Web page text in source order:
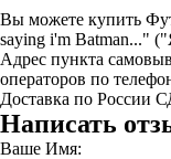
Вы можете купить
saying i'm Batman..."
Адрес пункта
операторов по
Доставка по России
Написать
Ваше Имя: